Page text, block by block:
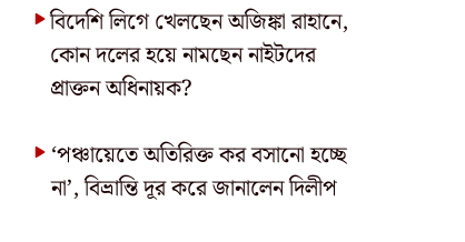
বিদেশি লিগে খেলছেন অজিঙ্কা রাহানে,
কোন দলের হয়ে নামছেন নাইটদের
প্রাক্তন অধিনায়ক?
‘পঞ্চায়েতে অতিরিক্ত কর বসানো হচ্ছে
না’, বিভ্রান্তি দূর করে জানালেন দিলীপ